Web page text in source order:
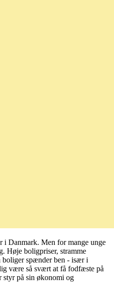
i Danmark. Men for mange unge
Høje boligpriser, stramme
boliger spænder ben - især i
være så svært at få fodfæste på
styr på sin økonomi og